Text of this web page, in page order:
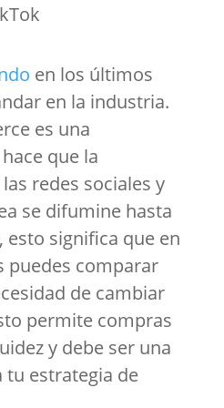
en los últimos
en la industria.
es una
que la
redes sociales y
se difumine hasta
esto significa que en
puedes comparar
de cambiar
permite compras
y debe ser una
tu estrategia de